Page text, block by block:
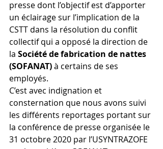
presse dont l’objectif est d’apporter
un éclairage sur l’implication de la
CSTT dans la résolution du conflit
collectif qui a opposé la direction de
la Société de fabrication de nattes
(SOFANAT) à certains de ses
employés.
C’est avec indignation et
consternation que nous avons suivi
les différents reportages portant sur
la conférence de presse organisée le
31 octobre 2020 par l’USYNTRAZOFE